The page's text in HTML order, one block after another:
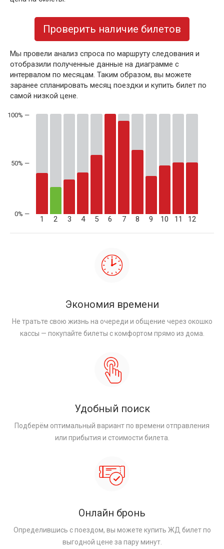
Проверить наличие билетов
Мы провели анализ спроса по маршруту следования и
отобразили полученные данные на диаграмме с
интервалом по месяцам. Таким образом, вы можете
заранее спланировать месяц поездки и купить билет по
самой низкой цене.
50% —
1 2 3 4 5 6 7 8 9 10 11 12
Экономия времени
Не тратьте свою жизнь на очереди и общение через окошко
кассы — покупайте билеты с комфортом прямо из дома.
Удобный поиск
Подберём оптимальный вариант по времени отправления
или прибытия и стоимости билета.
Онлайн бронь
Определившись с поездом, вы можете купить ЖД билет по
выгодной цене за пару минут.